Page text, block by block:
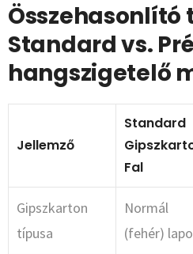
Standard vs.
hangszigetelő
Jellemző
Standard
Fal
Gipszkarton
típusa
Normál
(fehér)